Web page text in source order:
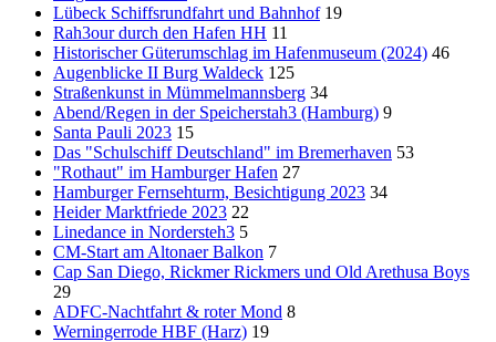
Lübeck Schiffsrundfahrt und Bahnhof 19
Rah3our durch den Hafen HH 11
Historischer Güterumschlag im Hafenmuseum (2024) 46
Augenblicke II Burg Waldeck 125
Straßenkunst in Mümmelmannsberg 34
Abend/Regen in der Speicherstah3 (Hamburg) 9
Santa Pauli 2023 15
Das "Schulschiff Deutschland" im Bremerhaven 53
"Rothaut" im Hamburger Hafen 27
Hamburger Fernsehturm, Besichtigung 2023 34
Heider Marktfriede 2023 22
Linedance in Nordersteh3 5
CM-Start am Altonaer Balkon 7
Cap San Diego, Rickmer Rickmers und Old Arethusa Boys
29
ADFC-Nachtfahrt & roter Mond 8
Werningerrode HBF (Harz) 19